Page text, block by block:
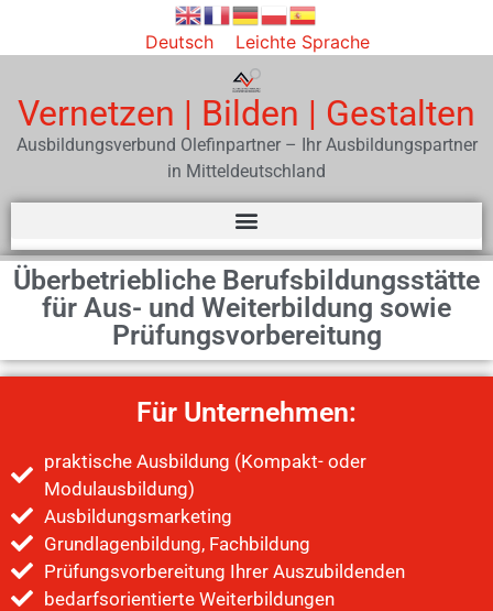
Deutsch Leichte Sprache
Vernetzen | Bilden | Gestalten
Ausbildungsverbund Olefinpartner – Ihr Ausbildungspartner
in Mitteldeutschland
Überbetriebliche Berufsbildungsstätte
für Aus- und Weiterbildung sowie
Prüfungsvorbereitung
Für Unternehmen:
praktische Ausbildung (Kompakt- oder
Modulausbildung)
Ausbildungsmarketing
Grundlagenbildung, Fachbildung
Prüfungsvorbereitung Ihrer Auszubildenden
bedarfsorientierte Weiterbildungen